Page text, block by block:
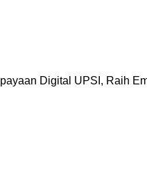
Digital UPSI, Raih